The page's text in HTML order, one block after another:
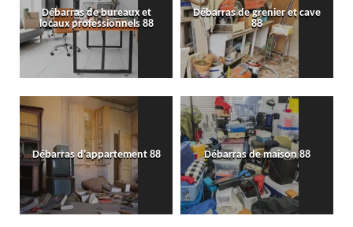
Débarras de bureaux et
locaux professionnels 88
Débarras de grenier et cave
88
Débarras d'appartement 88 Débarras de maison 88